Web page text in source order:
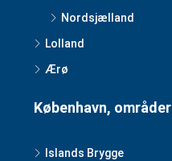
Nordsjælland
Lolland
Ærø
København, områder
Islands Brygge